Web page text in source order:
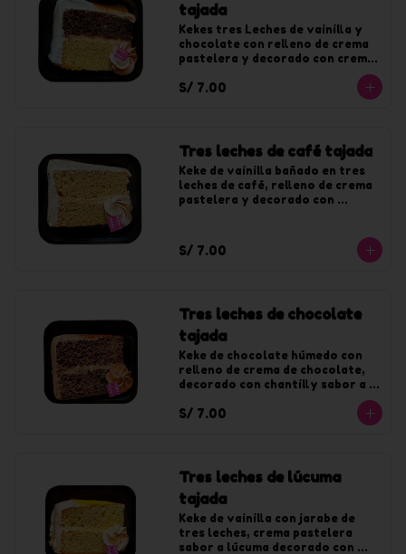
tajada
Kekes tres Leches de vainilla y
chocolate con relleno de crema
pastelera y decorado con crema
S/ 7.00
Tres leches de café tajada
Keke de vainilla bañado en tres
leches de café, relleno de crema
pastelera y decorado con
S/ 7.00
Tres leches de chocolate
tajada
Keke de chocolate húmedo con
relleno de crema de chocolate,
decorado con chantilly sabor a
S/ 7.00
Tres leches de lúcuma
tajada
Keke de vainilla con jarabe de
tres leches, crema pastelera
sabor a lúcuma decorado con